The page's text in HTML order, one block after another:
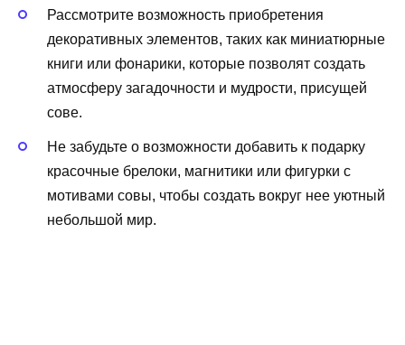
Рассмотрите возможность приобретения
декоративных элементов, таких как миниатюрные
книги или фонарики, которые позволят создать
атмосферу загадочности и мудрости, присущей
сове.
Не забудьте о возможности добавить к подарку
красочные брелоки, магнитики или фигурки с
мотивами совы, чтобы создать вокруг нее уютный
небольшой мир.